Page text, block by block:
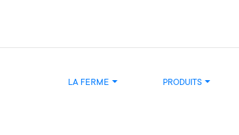
LA FERME PRODUITS